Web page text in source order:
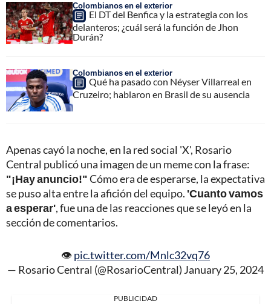
Colombianos en el exterior
El DT del Benfica y la estrategia con los
delanteros; ¿cuál será la función de Jhon
Durán?
Colombianos en el exterior
Qué ha pasado con Néyser Villarreal en
Cruzeiro; hablaron en Brasil de su ausencia
Apenas cayó la noche, en la red social 'X', Rosario
Central publicó una imagen de un meme con la frase:
"¡Hay anuncio!"Cómo era de esperarse, la expectativa
se puso alta entre la afición del equipo. 'Cuanto vamos
a esperar', fue una de las reacciones que se leyó en la
sección de comentarios.
👁pic.twitter.com/Mnlc32vq76
— Rosario Central (@RosarioCentral) January 25, 2024
PUBLICIDAD